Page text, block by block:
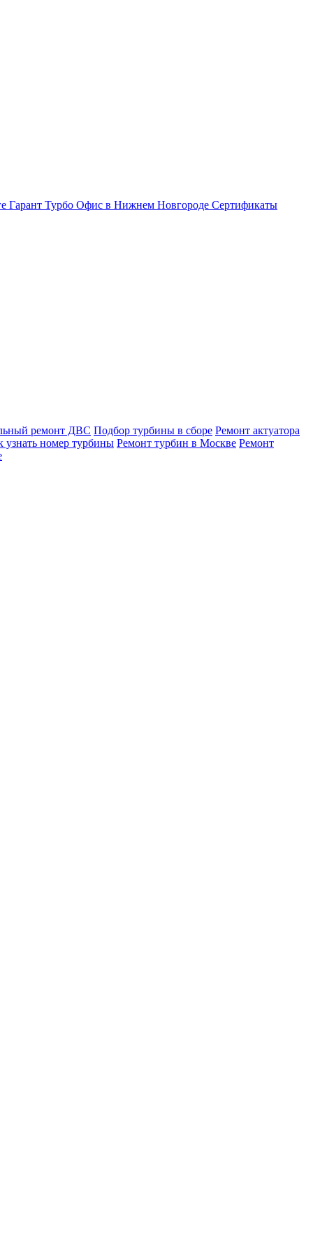
Гарант Турбо Офис в Нижнем Новгороде Сертификаты
ремонт ДВС Подбор турбины в сборе Ремонт актуатора
узнать номер турбины Ремонт турбин в Москве Ремонт